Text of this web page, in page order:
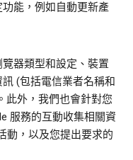
能，例如自動更新產
覽器類型和設定、裝置
(包括電信業者名稱和
此外，我們也會針對您
服務的互動收集相關資
動，以及您提出要求的